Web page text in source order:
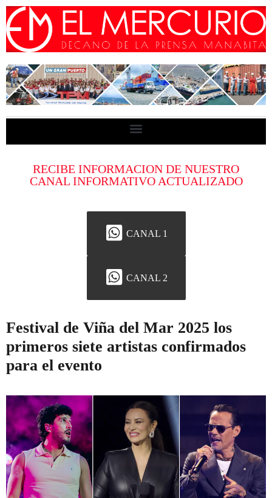
RECIBE INFORMACION DE NUESTRO
CANAL INFORMATIVO ACTUALIZADO
CANAL 1
CANAL 2
Festival de Viña del Mar 2025 los
primeros siete artistas confirmados
para el evento